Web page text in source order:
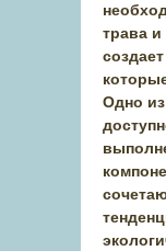
трава и
Одно